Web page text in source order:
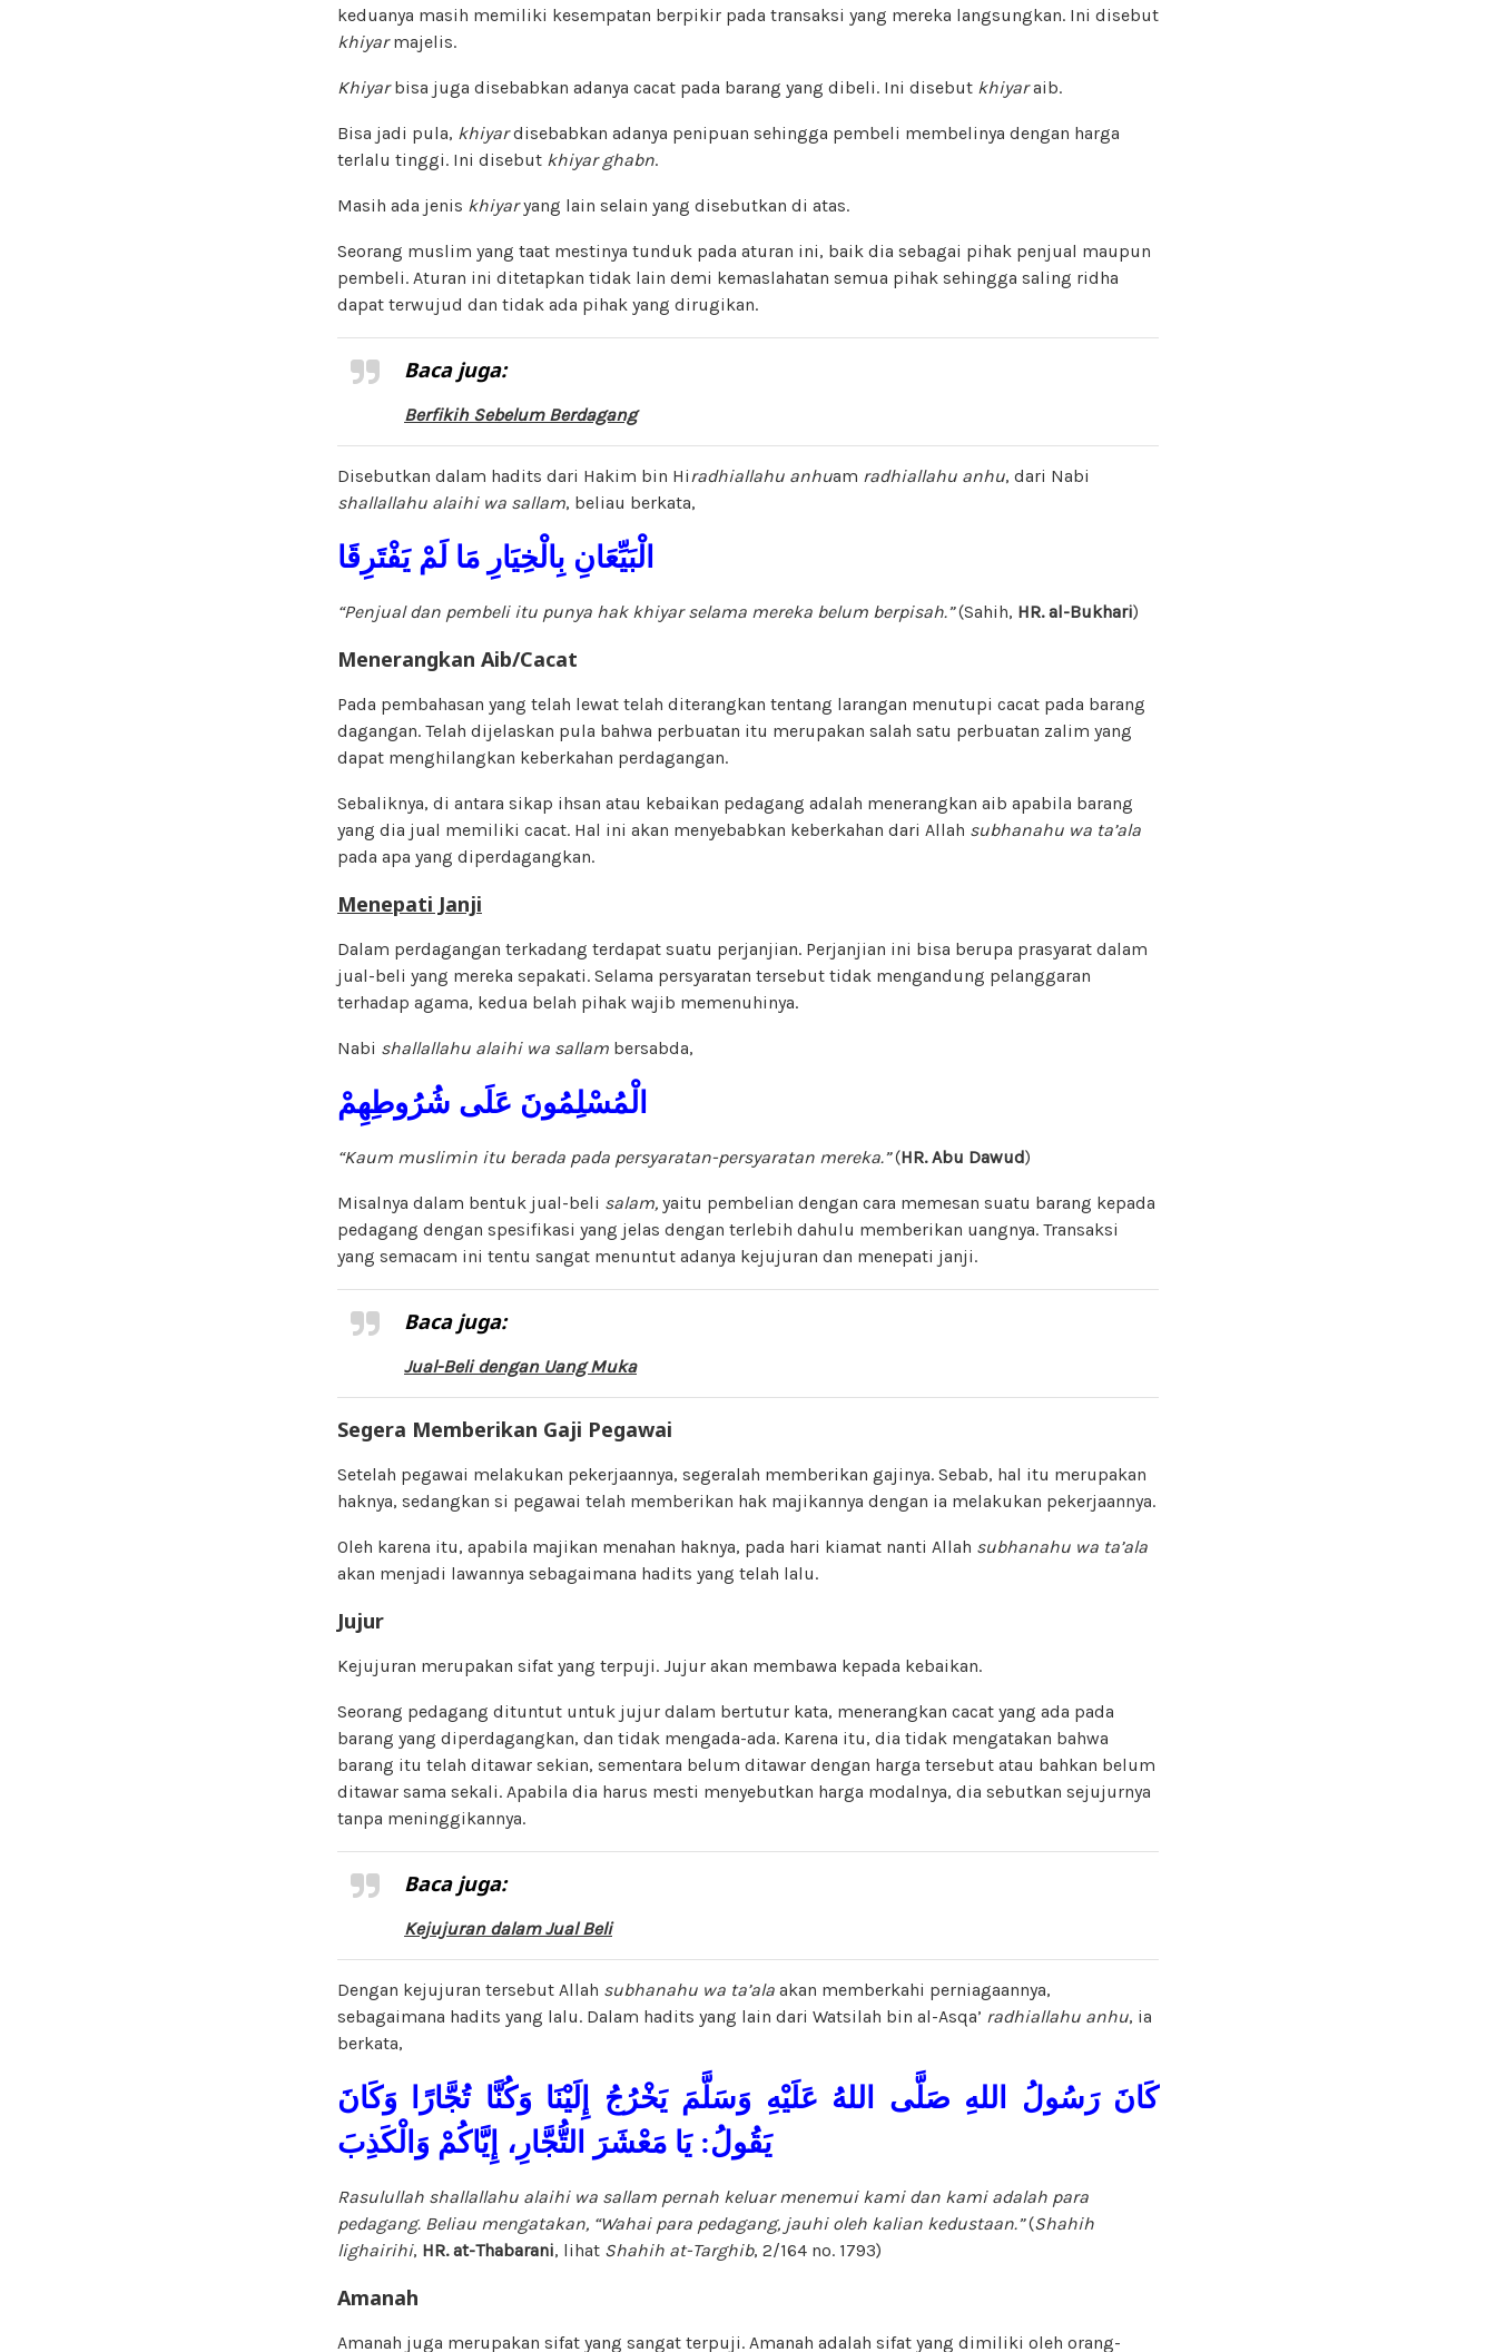
keduanya masih memiliki kesempatan berpikir pada transaksi yang mereka langsungkan. Ini disebut
khiyarmajelis.
Khiyarbisa juga disebabkan adanya cacat pada barang yang dibeli. Ini disebut khiyaraib.
Bisa jadi pula, khiyardisebabkan adanya penipuan sehingga pembeli membelinya dengan harga
terlalu tinggi. Ini disebut khiyar ghabn.
Masih ada jenis khiyaryang lain selain yang disebutkan di atas.
Seorang muslim yang taat mestinya tunduk pada aturan ini, baik dia sebagai pihak penjual maupun
pembeli. Aturan ini ditetapkan tidak lain demi kemaslahatan semua pihak sehingga saling ridha
dapat terwujud dan tidak ada pihak yang dirugikan.
Baca juga:
Berfikih Sebelum Berdagang
Disebutkan dalam hadits dari Hakim bin Hi radhiallahu anhuam radhiallahu anhu, dari Nabi
shallallahu alaihi wa sallam, beliau berkata,
الْبَيِّعَانِ بِالْخِيَارِ مَا لَمْ يَفْتَرِقَا
“Penjual dan pembeli itu punya hak khiyar selama mereka belum berpisah.”(Sahih, HR. al-Bukhari)
Menerangkan Aib/Cacat
Pada pembahasan yang telah lewat telah diterangkan tentang larangan menutupi cacat pada barang
dagangan. Telah dijelaskan pula bahwa perbuatan itu merupakan salah satu perbuatan zalim yang
dapat menghilangkan keberkahan perdagangan.
Sebaliknya, di antara sikap ihsan atau kebaikan pedagang adalah menerangkan aib apabila barang
yang dia jual memiliki cacat. Hal ini akan menyebabkan keberkahan dari Allah subhanahu wa ta’ala
pada apa yang diperdagangkan.
Menepati Janji
Dalam perdagangan terkadang terdapat suatu perjanjian. Perjanjian ini bisa berupa prasyarat dalam
jual-beli yang mereka sepakati. Selama persyaratan tersebut tidak mengandung pelanggaran
terhadap agama, kedua belah pihak wajib memenuhinya.
Nabi shallallahu alaihi wa sallam bersabda,
الْمُسْلِمُونَ عَلَى شُرُوطِهِمْ
“Kaum muslimin itu berada pada persyaratan-persyaratan mereka.”(HR. Abu Dawud)
Misalnya dalam bentuk jual-beli salam, yaitu pembelian dengan cara memesan suatu barang kepada
pedagang dengan spesifikasi yang jelas dengan terlebih dahulu memberikan uangnya. Transaksi
yang semacam ini tentu sangat menuntut adanya kejujuran dan menepati janji.
Baca juga:
Jual-Beli dengan Uang Muka
Segera Memberikan Gaji Pegawai
Setelah pegawai melakukan pekerjaannya, segeralah memberikan gajinya. Sebab, hal itu merupakan
haknya, sedangkan si pegawai telah memberikan hak majikannya dengan ia melakukan pekerjaannya.
Oleh karena itu, apabila majikan menahan haknya, pada hari kiamat nanti Allah subhanahu wa ta’ala
akan menjadi lawannya sebagaimana hadits yang telah lalu.
Jujur
Kejujuran merupakan sifat yang terpuji. Jujur akan membawa kepada kebaikan.
Seorang pedagang dituntut untuk jujur dalam bertutur kata, menerangkan cacat yang ada pada
barang yang diperdagangkan, dan tidak mengada-ada. Karena itu, dia tidak mengatakan bahwa
barang itu telah ditawar sekian, sementara belum ditawar dengan harga tersebut atau bahkan belum
ditawar sama sekali. Apabila dia harus mesti menyebutkan harga modalnya, dia sebutkan sejujurnya
tanpa meninggikannya.
Baca juga:
Kejujuran dalam Jual Beli
Dengan kejujuran tersebut Allah subhanahu wa ta’ala akan memberkahi perniagaannya,
sebagaimana hadits yang lalu. Dalam hadits yang lain dari Watsilah bin al-Asqa’ radhiallahu anhu, ia
berkata,
كَانَ رَسُولُ اللهِ صَلَّى اللهُ عَلَيْهِ وَسَلَّمَ يَخْرُجُ إِلَيْنَا وَكُنَّا تُجَّارًا وَكَانَ
يَقُولُ: يَا مَعْشَرَ التُّجَّارِ، إِيَّاكُمْ وَالْكَذِبَ
Rasulullah shallallahu alaihi wa sallam pernah keluar menemui kami dan kami adalah para
pedagang. Beliau mengatakan, “Wahai para pedagang, jauhi oleh kalian kedustaan.”(Shahih
lighairihi, HR.at-Thabarani, lihat Shahih at-Targhib, 2/164 no. 1793)
Amanah
Amanah juga merupakan sifat yang sangat terpuji. Amanah adalah sifat yang dimiliki oleh orang-